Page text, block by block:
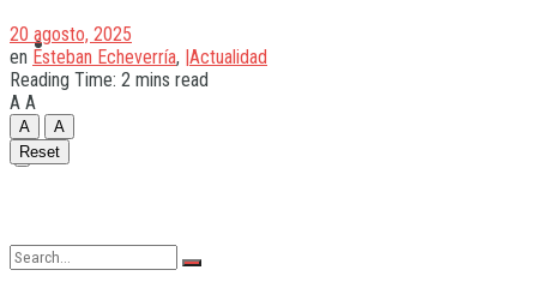
Varela
20 agosto, 2025
en Esteban Echeverría, |Actualidad
Reading Time: 2 mins read
A A
A
A
Reset